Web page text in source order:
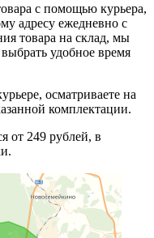
с помощью курьера,
адресу ежедневно с
товара на склад, мы
удобное время
осматриваете на
комплектации.
от 249 рублей, в